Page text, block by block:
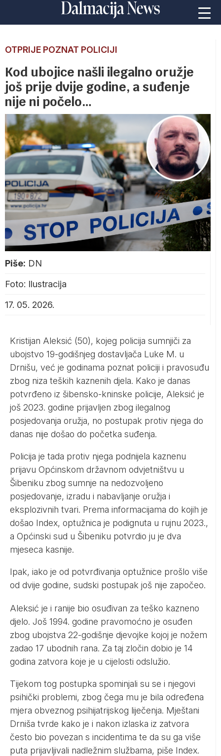
OTPRIJE POZNAT POLICIJI
Kod ubojice našli ilegalno oružje
još prije dvije godine, a suđenje
nije ni počelo…
Piše: DN
Foto: Ilustracija
17. 05. 2026.
Kristijan Aleksić (50), kojeg policija sumnjiči za
ubojstvo 19-godišnjeg dostavljača Luke M. u
Drnišu, već je godinama poznat policiji i pravosuđu
zbog niza teških kaznenih djela. Kako je danas
potvrđeno iz šibensko-kninske policije, Aleksić je
još 2023. godine prijavljen zbog ilegalnog
posjedovanja oružja, no postupak protiv njega do
danas nije došao do početka suđenja.
Policija je tada protiv njega podnijela kaznenu
prijavu Općinskom državnom odvjetništvu u
Šibeniku zbog sumnje na nedozvoljeno
posjedovanje, izradu i nabavljanje oružja i
eksplozivnih tvari. Prema informacijama do kojih je
došao Index, optužnica je podignuta u rujnu 2023.,
a Općinski sud u Šibeniku potvrdio ju je dva
mjeseca kasnije.
Ipak, iako je od potvrđivanja optužnice prošlo više
od dvije godine, sudski postupak još nije započeo.
Aleksić je i ranije bio osuđivan za teško kazneno
djelo. Još 1994. godine pravomoćno je osuđen
zbog ubojstva 22-godišnje djevojke kojoj je nožem
zadao 17 ubodnih rana. Za taj zločin dobio je 14
godina zatvora koje je u cijelosti odslužio.
Tijekom tog postupka spominjali su se i njegovi
psihički problemi, zbog čega mu je bila određena
mjera obveznog psihijatrijskog liječenja. Mještani
Drniša tvrde kako je i nakon izlaska iz zatvora
često bio povezan s incidentima te da su ga više
puta prijavljivali nadležnim službama, piše Index.